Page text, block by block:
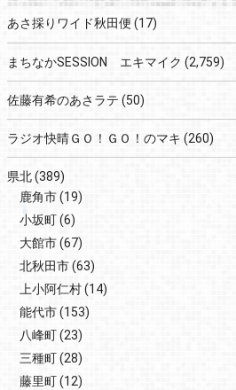
あさ採りワイド秋田便 (17)
まちなかSESSION エキマイク (2,759)
佐藤有希のあさラテ (50)
ラジオ快晴ＧＯ！ＧＯ！のマキ (260)
県北(389)
鹿角市(19)
小坂町(6)
大館市(67)
北秋田市(63)
上小阿仁村(14)
能代市(153)
八峰町(23)
三種町(28)
藤里町(12)